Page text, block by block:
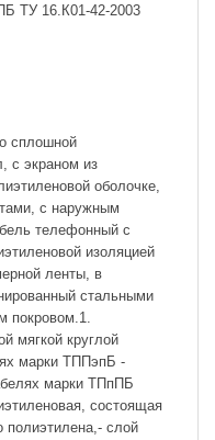
ТУ 16.К01-42-2003
сплошной
с экраном из
оболочке,
с наружным
телефонный с
изоляцией
ленты, в
стальными
покровом.1.
мягкой круглой
марки ТППэпБ -
марки ТПпПБ
состоящая
полиэтилена,- слой